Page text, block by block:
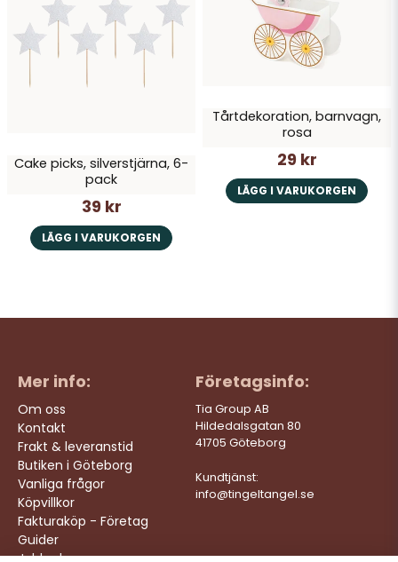
Cake picks, silverstjärna, 6-
pack
39 kr
LÄGG I VARUKORGEN
Tårtdekoration, barnvagn,
rosa
29 kr
LÄGG I VARUKORGEN
Mer info:
Om oss
Kontakt
Frakt & leveranstid
Butiken i Göteborg
Vanliga frågor
Köpvillkor
Fakturaköp - Företag
Guider
Företagsinfo:
Tia Group AB
Hildedalsgatan 80
41705 Göteborg
Kundtjänst:
info@tingeltangel.se